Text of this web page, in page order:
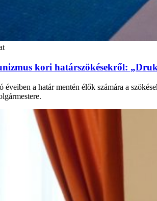
kori határszökésekről:
éveiben a határ mentén élők számára a